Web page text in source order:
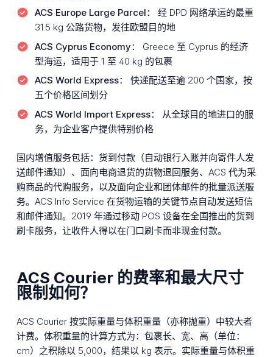
ACS Europe Large Parcel：
经 DPD 网络承运的最重
31.5 kg 公路货物，发往欧盟目的地
ACS Cyprus Economy：
Greece 至 Cyprus 的经济
型海运，适用于 1 至 40 kg 的包裹
ACS World Express：
快递配送至逾 200 个国家，按
五个价格区间划分
ACS World Import Express：
从全球目的地进口的服
务，为企业客户提供特别价格
国内增值服务包括：货到付款（自动银行入账并向寄件人发
送邮件通知）、面向电商退货的货物退回服务、ACS 代为采
购商品的代购服务，以及面向企业和团体邮件的批量派送服
务。ACS Info Service 在货物运输的关键节点自动发送短信
和邮件通知。2019 年通过移动 POS 设备在全国推出的货到
刷卡服务，让收件人得以在门口刷卡而非现金付款。
ACS Courier 的费率和最大尺寸
限制如何？
ACS Courier 按实际重量与体积重量（亦称抛重）中较大者
计费。体积重量的计算方式为：包裹长、宽、高（单位：
cm）之积除以 5,000，结果以 kg 表示。实际重量与体积重